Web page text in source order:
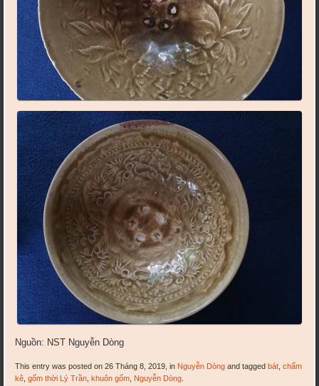
Nguồn: NST Nguyễn Dòng
This entry was posted on 26 Tháng 8, 2019, in Nguyễn Dòng and taggedbát ,chấm
kê ,gốm thời Lý Trần ,khuôn gốm Nguyễn Dòng